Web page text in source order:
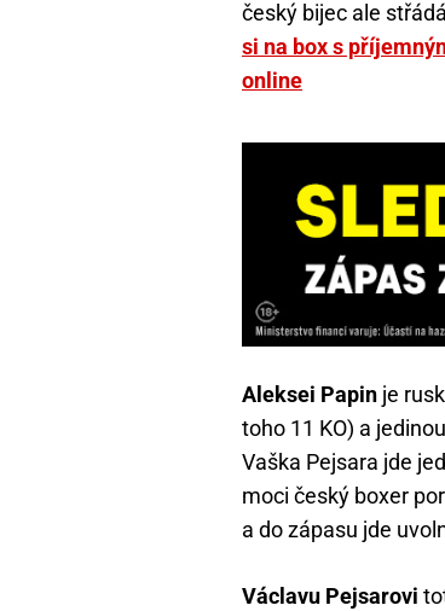
český bijec ale
si na box s
online
Aleksei Papin je
toho 11 KO) a
Vaška Pejsara jde
moci český boxer
a do zápasu jde
Václavu Pejsarovi